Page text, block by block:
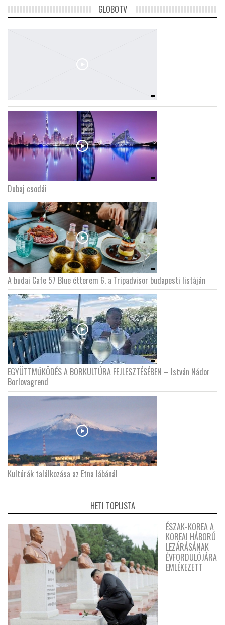
GLOBOTV
Dubaj csodái
A budai Cafe 57 Blue étterem 6. a Tripadvisor budapesti listáján
EGYÜTTMŰKÖDÉS A BORKULTÚRA FEJLESZTÉSÉBEN – István Nádor
Borlovagrend
Kultúrák találkozása az Etna lábánál
HETI TOPLISTA
ÉSZAK-KOREA A
KOREAI HÁBORÚ
LEZÁRÁSÁNAK
ÉVFORDULÓJÁRA
EMLÉKEZETT